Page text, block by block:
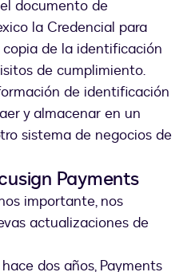
documento de
la Credencial para
de la identificación
de cumplimiento.
de identificación
y almacenar en un
sistema de negocios de
Payments
importante, nos
actualizaciones de
dos años, Payments